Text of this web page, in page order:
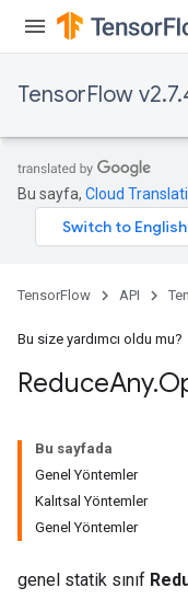
TensorFlow
Bu sayfa, Cloud
TensorFlow API
Bu size yardımcı oldu mu?
ReduceAny.
Bu sayfada
Genel Yöntemler
Kalıtsal Yöntemler
Genel Yöntemler
genel statik sınıf